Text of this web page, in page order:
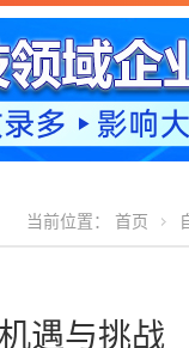
当前位置： 首页
遇与挑战